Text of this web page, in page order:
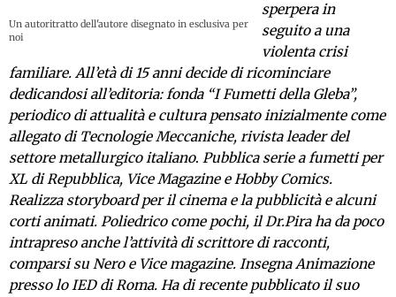
Un autoritratto dell'autore disegnato in esclusiva per
noi
sperpera in
seguito a una
violenta crisi
familiare. All’età di 15 anni decide di ricominciare
dedicandosi all’editoria: fonda “I Fumetti della Gleba”,
periodico di attualità e cultura pensato inizialmente come
allegato di Tecnologie Meccaniche, rivista leader del
settore metallurgico italiano. Pubblica serie a fumetti per
XL di Repubblica, Vice Magazine e Hobby Comics.
Realizza storyboard per il cinema e la pubblicità e alcuni
corti animati. Poliedrico come pochi, il Dr.Pira ha da poco
intrapreso anche l’attività di scrittore di racconti,
comparsi su Nero e Vice magazine. Insegna Animazione
presso lo IED di Roma. Ha di recente pubblicato il suo